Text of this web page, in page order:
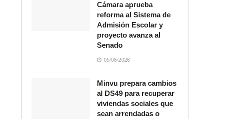
Cámara aprueba
reforma al Sistema de
Admisión Escolar y
proyecto avanza al
Senado
05/08/2026
Minvu prepara cambios
al DS49 para recuperar
viviendas sociales que
sean arrendadas o